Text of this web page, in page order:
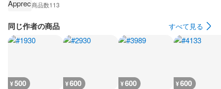
商品数113
同じ作者の商品 すべて見る
¥500 ¥600 ¥600 ¥600